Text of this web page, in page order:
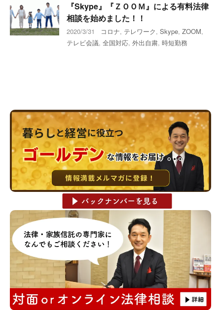
『Skype』『ＺＯＯＭ』による有料法律
相談を始めました！！
2020/3/31 コロナ, テレワーク, Skype, ZOOM,
テレビ会議, 全国対応, 外出自粛, 時短勤務